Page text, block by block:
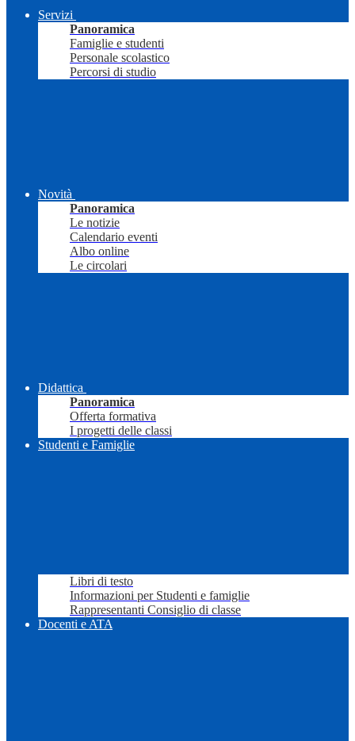
Servizi
Panoramica
Famiglie e studenti
Personale scolastico
Percorsi di studio
Novità
Panoramica
Le notizie
Calendario eventi
Albo online
Le circolari
Didattica
Panoramica
Offerta formativa
I progetti delle classi
Studenti e Famiglie
Libri di testo
Informazioni per Studenti e famiglie
Rappresentanti Consiglio di classe
Docenti e ATA